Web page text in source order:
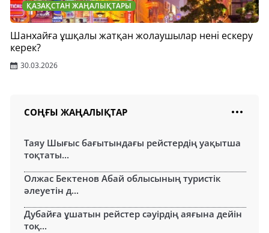
ҚАЗАҚСТАН ЖАҢАЛЫҚТАРЫ
Шанхайға ұшқалы жатқан жолаушылар нені ескеру
керек?
30.03.2026
СОҢҒЫ ЖАҢАЛЫҚТАР
Таяу Шығыс бағытындағы рейстердің уақытша
тоқтаты...
Олжас Бектенов Абай облысының туристік
әлеуетін д...
Дубайға ұшатын рейстер сәуірдің аяғына дейін
тоқ...